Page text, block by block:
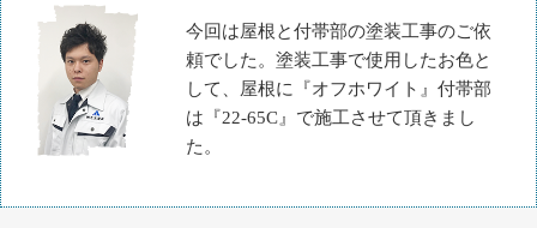
今回は屋根と付帯部の塗装工事のご依
頼でした。塗装工事で使用したお色と
して、屋根に『オフホワイト』付帯部
は『22-65C』で施工させて頂きまし
た。